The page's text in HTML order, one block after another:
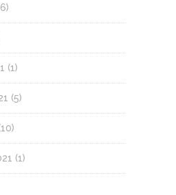
(1)
(5)
(1)